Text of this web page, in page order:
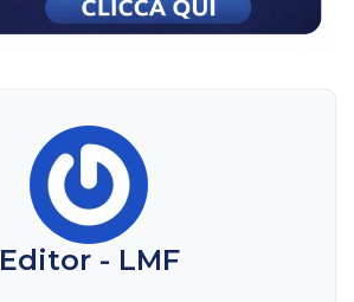
Editor - LMF